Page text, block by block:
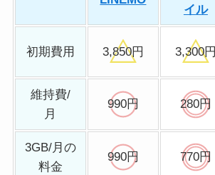
イル
初期費用 3,850円 3,300円
維持費/
月
990円 280円
3GB/月の
料金
990円 770円